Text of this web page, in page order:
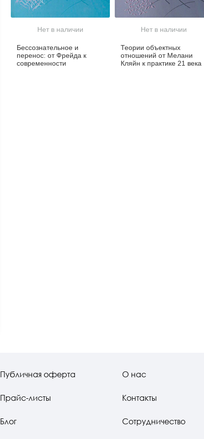
Нет в наличии
Бессознательное и
перенос: от Фрейда к
современности
Нет в наличии
Теории объектных
отношений от Мелани
Кляйн к практике 21 века
Публичная оферта
Прайс-листы
Блог
О нас
Контакты
Сотрудничество